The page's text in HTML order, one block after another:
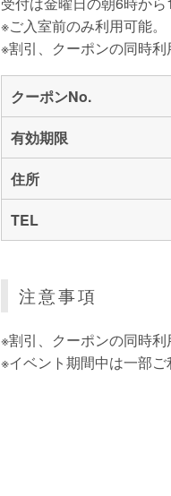
※ご入室前のみ利用可能。
※割引、クーポンの同時利
クーポンNo.
有効期限
住所
TEL
注意事項
※割引、クーポンの同時利